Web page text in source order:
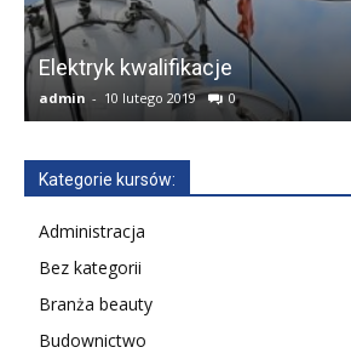
Elektryk kwalifikacje
admin - 10 lutego 2019 0
Kategorie kursów:
Administracja
Bez kategorii
Branża beauty
Budownictwo